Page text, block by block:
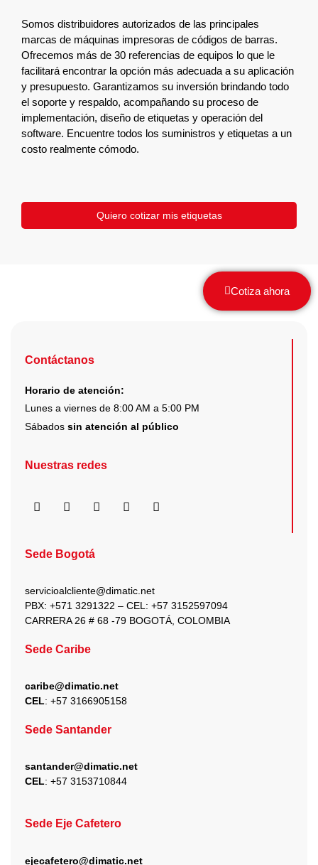
Somos distribuidores autorizados de las principales
marcas de máquinas impresoras de códigos de barras.
Ofrecemos más de 30 referencias de equipos lo que le
facilitará encontrar la opción más adecuada a su aplicación
y presupuesto. Garantizamos su inversión brindando todo
el soporte y respaldo, acompañando su proceso de
implementación, diseño de etiquetas y operación del
software. Encuentre todos los suministros y etiquetas a un
costo realmente cómodo.
Quiero cotizar mis etiquetas
Cotiza ahora
Contáctanos
Horario de atención:
Lunes a viernes de 8:00 AM a 5:00 PM
Sábados sin atención al público
Nuestras redes
F
a
b
o
I
n
a
g
a
m
X
-
e
r
Y
o
L
i
Sede Bogotá
servicioalcliente@dimatic.net
PBX: +571 3291322 – CEL: +57 3152597094
CARRERA 26 # 68 -79 BOGOTÁ, COLOMBIA
Sede Caribe
caribe@dimatic.net
CEL: +57 3166905158
Sede Santander
santander@dimatic.net
CEL: +57 3153710844
Sede Eje Cafetero
ejecafetero@dimatic.net